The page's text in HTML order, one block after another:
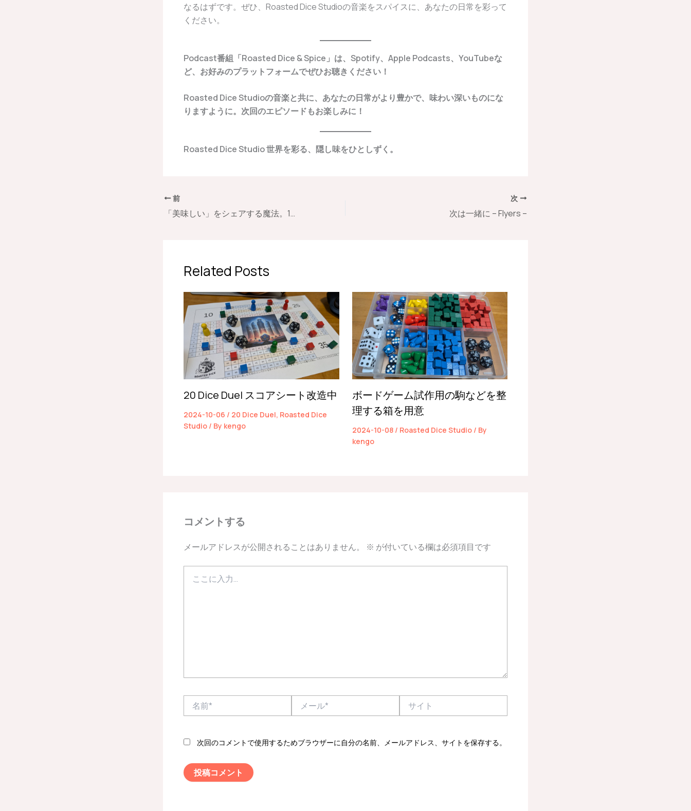
なるはずです。ぜひ、Roasted Dice Studioの音楽をスパイスに、あなたの日常を彩って
ください。
Podcast番組「Roasted Dice & Spice」は、Spotify、Apple Podcasts、YouTubeな
ど、お好みのプラットフォームでぜひお聴きください！
Roasted Dice Studioの音楽と共に、あなたの日常がより豊かで、味わい深いものにな
りますように。次回のエピソードもお楽しみに！
Roasted Dice Studio世界を彩る、隠し味をひとしずく。
前
「美味しい」をシェアする魔法。145曲目のシングルに見る、日常を彩る豊かなヒント – Echoes Note –
次
次は一緒に – Flyers –
Related Posts
20 Dice Duel スコアシート改造中
2024-10-06 / 20 Dice Duel, Roasted Dice
Studio / By kengo
ボードゲーム試作用の駒などを整
理する箱を用意
2024-10-08 / Roasted Dice Studio/ By
kengo
コメントする
メールアドレスが公開されることはありません。 ※ が付いている欄は必須項目です
次回のコメントで使用するためブラウザーに自分の名前、メールアドレス、サイトを保存する。